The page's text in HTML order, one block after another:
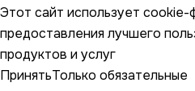
Этот сайт использует
предоставления лучшего
продуктов и услуг
ПринятьТолько обязательные